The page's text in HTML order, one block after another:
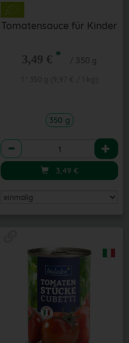
Tomatensauce für Kinder
3,49 € * / 350 g
350 g
Anzahl
3,49 €